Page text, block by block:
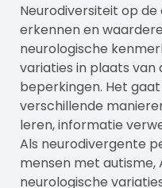
Neurodiversiteit op
erkennen en
neurologische
variaties in plaats van
beperkingen. Het
verschillende
leren, informatie
Als neurodivergente
mensen met autisme,
neurologische